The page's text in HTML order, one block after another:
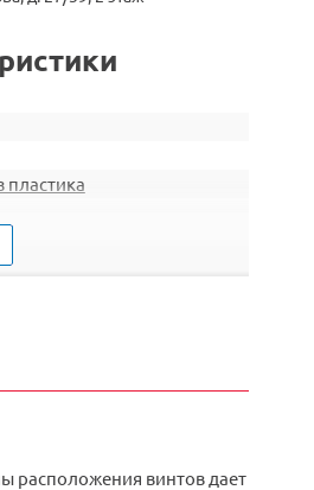
расположения винтов дает